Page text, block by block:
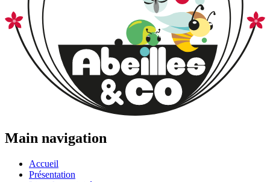
Main navigation
Accueil
Présentation